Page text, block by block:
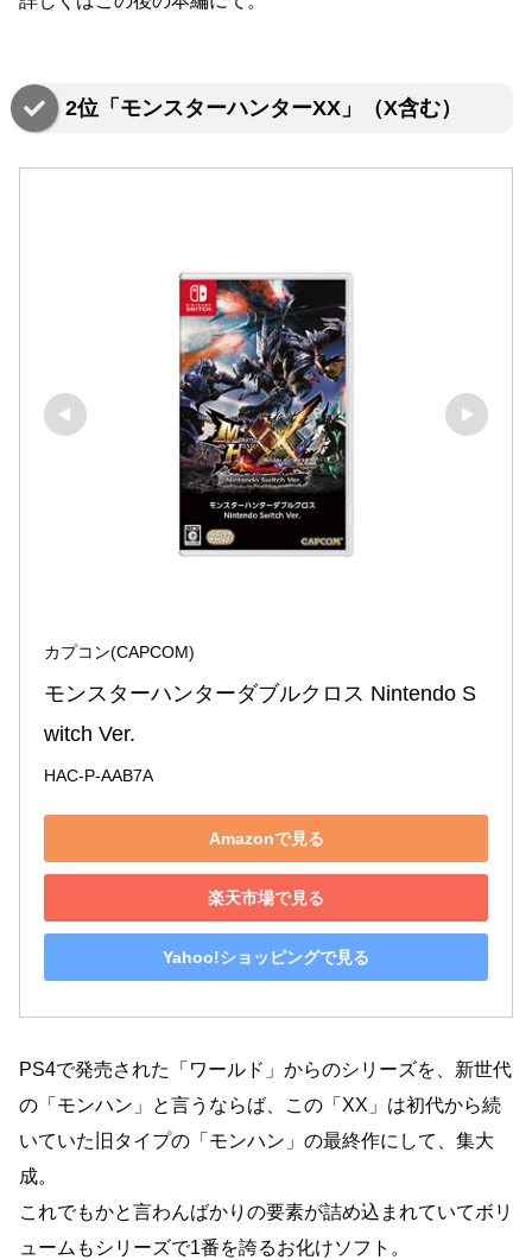
2位「モンスターハンターXX」（X含む）
カプコン(CAPCOM)
モンスターハンターダブルクロス Nintendo S
witch Ver.
HAC-P-AAB7A
Amazonで見る
楽天市場で見る
Yahoo!ショッピングで見る
PS4で発売された「ワールド」からのシリーズを、新世代
の「モンハン」と言うならば、この「XX」は初代から続
いていた旧タイプの「モンハン」の最終作にして、集大
成。
これでもかと言わんばかりの要素が詰め込まれていてボリ
ュームもシリーズで1番を誇るお化けソフト。